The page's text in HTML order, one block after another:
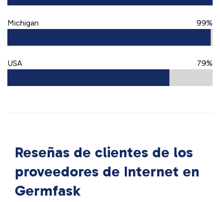
Michigan 99%
USA 79%
Reseñas de clientes de los
proveedores de Internet en
Germfask